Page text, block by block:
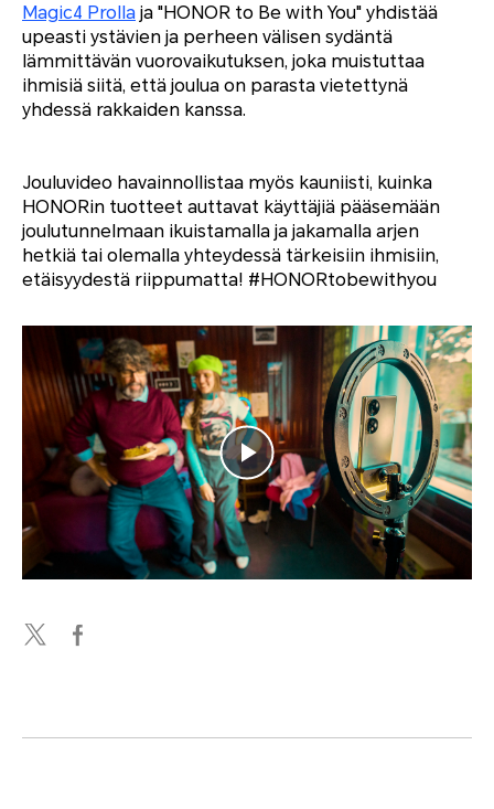
Magic4 Prolla ja "HONOR to Be with You" yhdistää
upeasti ystävien ja perheen välisen sydäntä
lämmittävän vuorovaikutuksen, joka muistuttaa
ihmisiä siitä, että joulua on parasta vietettynä
yhdessä rakkaiden kanssa.
Jouluvideo havainnollistaa myös kauniisti, kuinka
HONORin tuotteet auttavat käyttäjiä pääsemään
joulutunnelmaan ikuistamalla ja jakamalla arjen
hetkiä tai olemalla yhteydessä tärkeisiin ihmisiin,
etäisyydestä riippumatta! #HONORtobewithyou
Play
Video